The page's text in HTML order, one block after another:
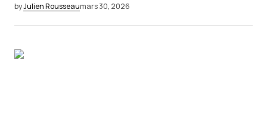
byJulien Rousseaumars 30, 2026